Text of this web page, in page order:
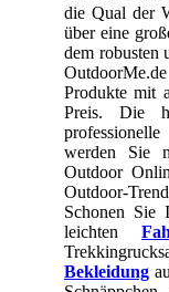
die Qual der
über eine
dem robusten
Produkte mit
Preis. Die
werden Sie
Outdoor
Outdoor-
Schonen Sie
leichten
Bekleidung